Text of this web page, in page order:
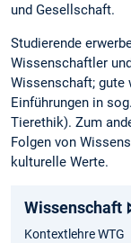
und Gesellschaft.
Studierende
Wissenschaftler
Wissenschaft;
Einführungen in
Tierethik). Zum
Folgen von
kulturelle Werte.
Wissenschaft
Kontextlehre WTG